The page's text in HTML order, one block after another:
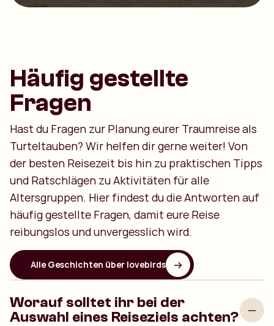
Häufig gestellte
Fragen
Hast du Fragen zur Planung eurer Traumreise als
Turteltauben? Wir helfen dir gerne weiter! Von
der besten Reisezeit bis hin zu praktischen Tipps
und Ratschlägen zu Aktivitäten für alle
Altersgruppen. Hier findest du die Antworten auf
häufig gestellte Fragen, damit eure Reise
reibungslos und unvergesslich wird.
Alle Geschichten über lovebirds
Worauf solltet ihr bei der
Auswahl eines Reiseziels achten?